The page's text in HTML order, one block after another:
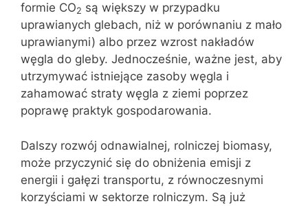
formie CO2 są większy w przypadku
uprawianych glebach, niż w porównaniu z mało
uprawianymi) albo przez wzrost nakładów
węgla do gleby. Jednocześnie, ważne jest, aby
utrzymywać istniejące zasoby węgla i
zahamować straty węgla z ziemi poprzez
poprawę praktyk gospodarowania.
Dalszy rozwój odnawialnej, rolniczej biomasy,
może przyczynić się do obniżenia emisji z
energii i gałęzi transportu, z równoczesnymi
korzyściami w sektorze rolniczym. Są już